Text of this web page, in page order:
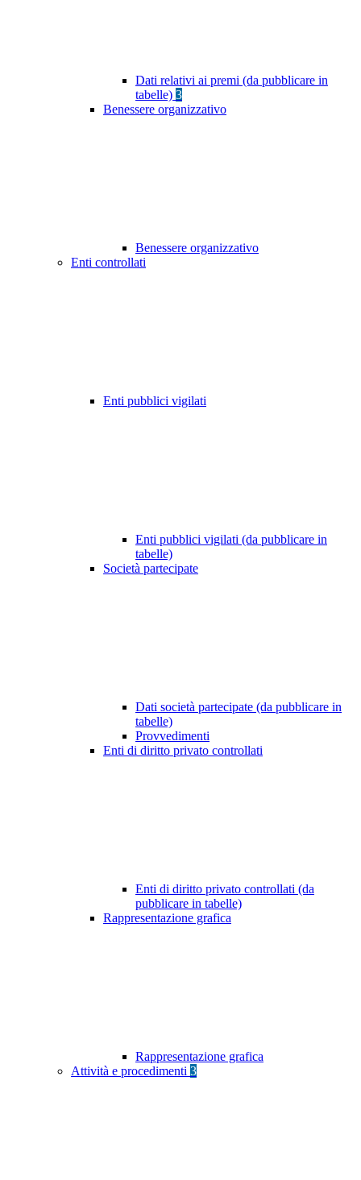
Dati relativi ai premi (da pubblicare in
tabelle) 3
Benessere organizzativo
Benessere organizzativo
Enti controllati
Enti pubblici vigilati
Enti pubblici vigilati (da pubblicare in
tabelle)
Società partecipate
Dati società partecipate (da pubblicare in
tabelle)
Provvedimenti
Enti di diritto privato controllati
Enti di diritto privato controllati (da
pubblicare in tabelle)
Rappresentazione grafica
Rappresentazione grafica
Attività e procedimenti 3